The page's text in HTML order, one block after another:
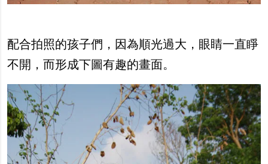
配合拍照的孩子們，因為順光過大，眼睛一直睜
不開，而形成下圖有趣的畫面。